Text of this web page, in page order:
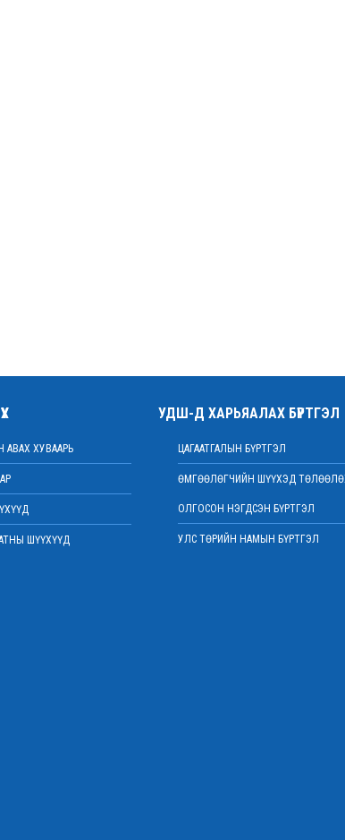
АВАХ ХУВААРЬ
ШҮҮХҮҮД
УДШ-Д ХАРЬЯАЛАХ БҮРТГЭЛ
ЦАГААТГАЛЫН БҮРТГЭЛ
ӨМГӨӨЛӨГЧИЙН ШҮҮХЭД
ОЛГОСОН НЭГДСЭН БҮРТГЭЛ
УЛС ТӨРИЙН НАМЫН БҮРТГЭЛ